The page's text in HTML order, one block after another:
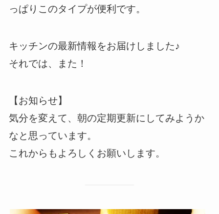
っぱりこのタイプが便利です。
キッチンの最新情報をお届けしました♪
それでは、また！
【お知らせ】
気分を変えて、朝の定期更新にしてみようか
なと思っています。
これからもよろしくお願いします。